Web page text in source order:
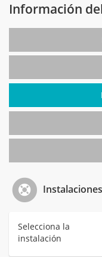
Información
Selecciona la
instalación